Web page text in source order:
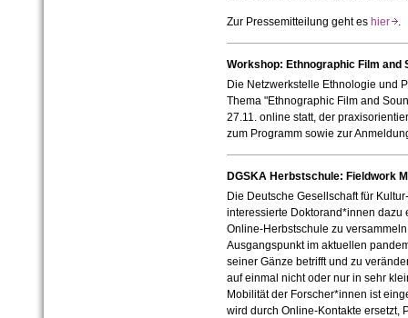
Zur Pressemitteilung geht es hier.
Workshop: Ethnographic Film and
Die Netzwerkstelle Ethnologie und
Thema "Ethnographic Film and
27.11. online statt, der
zum Programm sowie zur
DGSKA Herbstschule: Fieldwork
Die Deutsche Gesellschaft für
interessierte Doktorand*innen dazu
Online-Herbstschule zu
Ausgangspunkt im aktuellen
seiner Gänze betrifft und zu
auf einmal nicht oder nur in sehr
Mobilität der Forscher*innen ist
wird durch Online-Kontakte ersetzt,